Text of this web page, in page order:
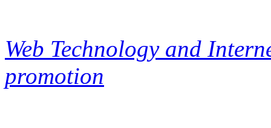
Web Technology and
promotion